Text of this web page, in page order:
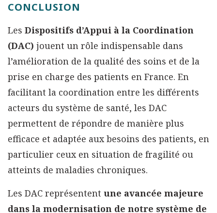
CONCLUSION
Les Dispositifs d’Appui à la Coordination
(DAC) jouent un rôle indispensable dans
l’amélioration de la qualité des soins et de la
prise en charge des patients en France. En
facilitant la coordination entre les différents
acteurs du système de santé, les DAC
permettent de répondre de manière plus
efficace et adaptée aux besoins des patients, en
particulier ceux en situation de fragilité ou
atteints de maladies chroniques.
Les DAC représentent une avancée majeure
dans la modernisation de notre système de